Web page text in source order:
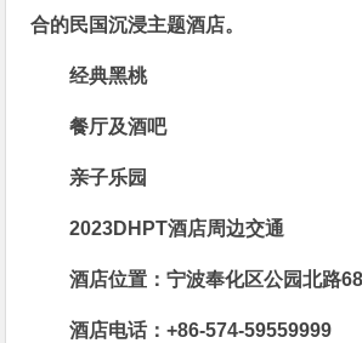
合的民国沉浸主题酒店。
经典黑桃
餐厅及酒吧
亲子乐园
2023DHPT酒店周边交通
酒店位置：宁波奉化区公园北路
酒店电话：+86-574-59559999